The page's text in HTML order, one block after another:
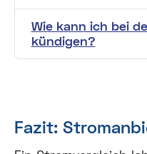
Wie kann ich bei
kündigen?
Fazit: